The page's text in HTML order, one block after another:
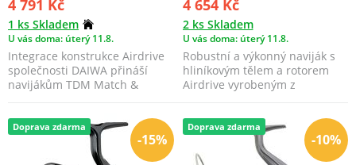
4 791 Kč
1 ks Skladem
U vás doma: úterý 11.8.
Integrace konstrukce Airdrive
společnosti DAIWA přináší
navijákům TDM Match &
4 654 Kč
2 ks Skladem
U vás doma: úterý 11.8.
Robustní a výkonný naviják s
hliníkovým tělem a rotorem
Airdrive vyrobeným z
-15%
Doprava zdarma
-10%
Doprava zdarma